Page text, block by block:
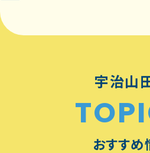
宇治山
おすすめ